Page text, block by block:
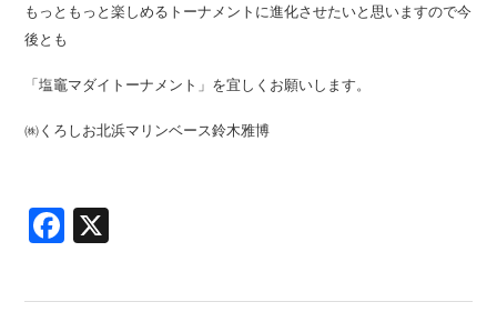
もっともっと楽しめるトーナメントに進化させたいと思いますので今
後とも
「塩竈マダイトーナメント」を宜しくお願いします。
㈱くろしお北浜マリンベース鈴木雅博
Facebook